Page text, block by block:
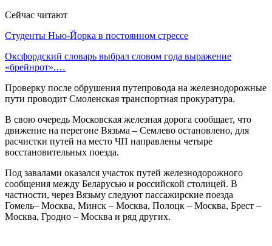
Сейчас читают
Студенты Нью-Йорка в постоянном стрессе
Оксфордский словарь выбрал словом года выражение
«брейнрот».…
Проверку после обрушения путепровода на железнодорожные
пути проводит Смоленская транспортная прокуратура.
В свою очередь Московская железная дорога сообщает, что
движение на перегоне Вязьма – Семлево остановлено, для
расчистки путей на место ЧП направлены четыре
восстановительных поезда.
Под завалами оказался участок путей железнодорожного
сообщения между Беларусью и российской столицей. В
частности, через Вязьму следуют пассажирские поезда
Гомель– Москва, Минск – Москва, Полоцк – Москва, Брест –
Москва, Гродно – Москва и ряд других.